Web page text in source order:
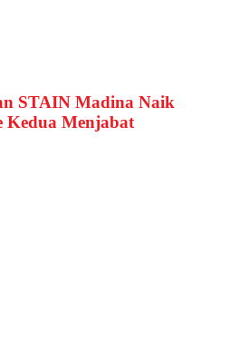
STAIN Madina Naik
Kedua Menjabat